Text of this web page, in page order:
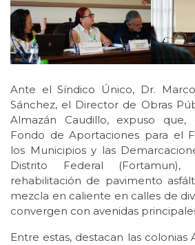
Ante el Síndico Único, Dr.
Sánchez, el Director de Obras
Almazán Caudillo, expuso
Fondo de Aportaciones para el
los Municipios y las
Distrito Federal
rehabilitación de pavimento
mezcla en caliente en calles de
convergen con avenidas
Entre estas, destacan las colonias